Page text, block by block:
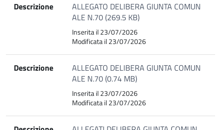
Descrizione
ALLEGATO DELIBERA GIUNTA COMUN
ALE N.70 (269.5 KB)
Inserita il 23/07/2026
Modificata il 23/07/2026
Descrizione
ALLEGATO DELIBERA GIUNTA COMUN
ALE N.70 (0.74 MB)
Inserita il 23/07/2026
Modificata il 23/07/2026